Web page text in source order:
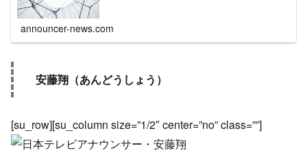
announcer-news.com
安藤翔（あんどうしょう）
[su_row][su_column size=”1/2″ center=”no” class=””]